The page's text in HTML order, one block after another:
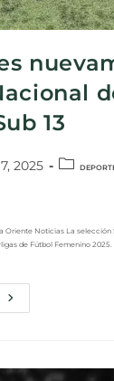
13
2025
Oriente Noticias La selección
de Fútbol Femenino 2025.